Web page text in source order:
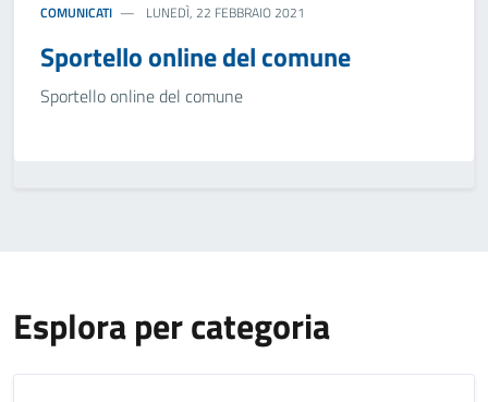
COMUNICATI LUNEDÌ, 22 FEBBRAIO 2021
Sportello online del comune
Sportello online del comune
Esplora per categoria